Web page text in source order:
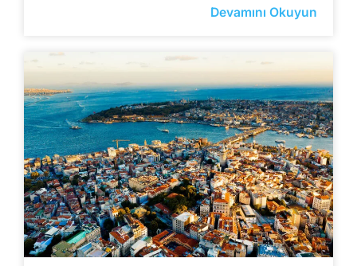
Devamını Okuyun